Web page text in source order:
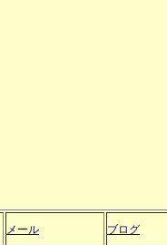
メール ブログ